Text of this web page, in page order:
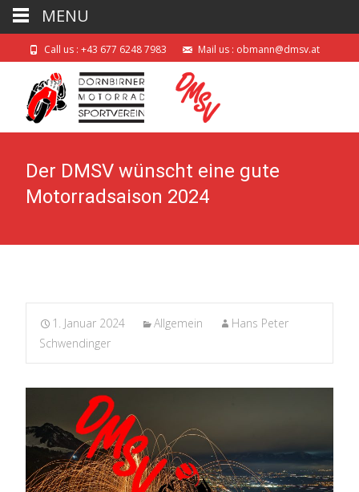
Call us : +43 677 6248 7983 Mail us : obmann@dmsv.at
Der DMSV wünscht eine gute
Motorradsaison 2024
1. Januar 2024 Allgemein
Hans Peter
Schwendinger
MENU